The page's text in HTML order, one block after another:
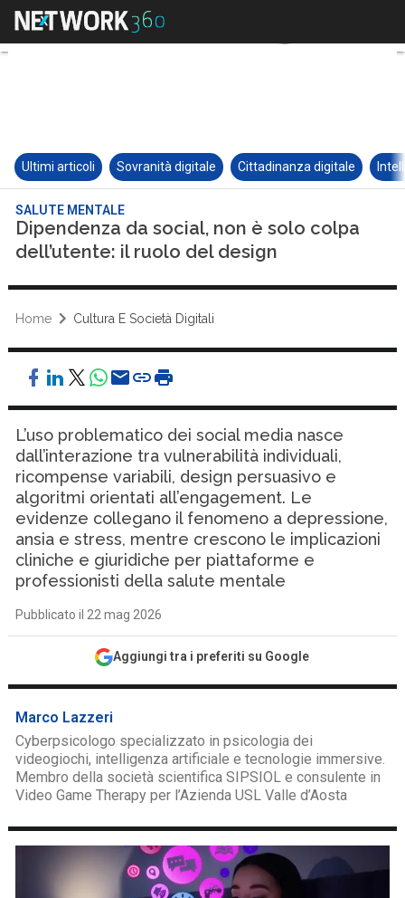
Ultimi articoli Sovranità digitale Cittadinanza digitale
SALUTE MENTALE
Dipendenza da social, non è solo colpa
dell’utente: il ruolo del design
Home Cultura E Società Digitali
L’uso problematico dei social media nasce
dall’interazione tra vulnerabilità individuali,
ricompense variabili, design persuasivo e
algoritmi orientati all’engagement. Le
evidenze collegano il fenomeno a depressione,
ansia e stress, mentre crescono le implicazioni
cliniche e giuridiche per piattaforme e
professionisti della salute mentale
Pubblicato il 22 mag 2026
Aggiungi tra i preferiti su Google
Marco Lazzeri
Cyberpsicologo specializzato in psicologia dei
videogiochi, intelligenza artificiale e tecnologie immersive.
Membro della società scientifica SIPSIOL e consulente in
Video Game Therapy per l’Azienda USL Valle d’Aosta